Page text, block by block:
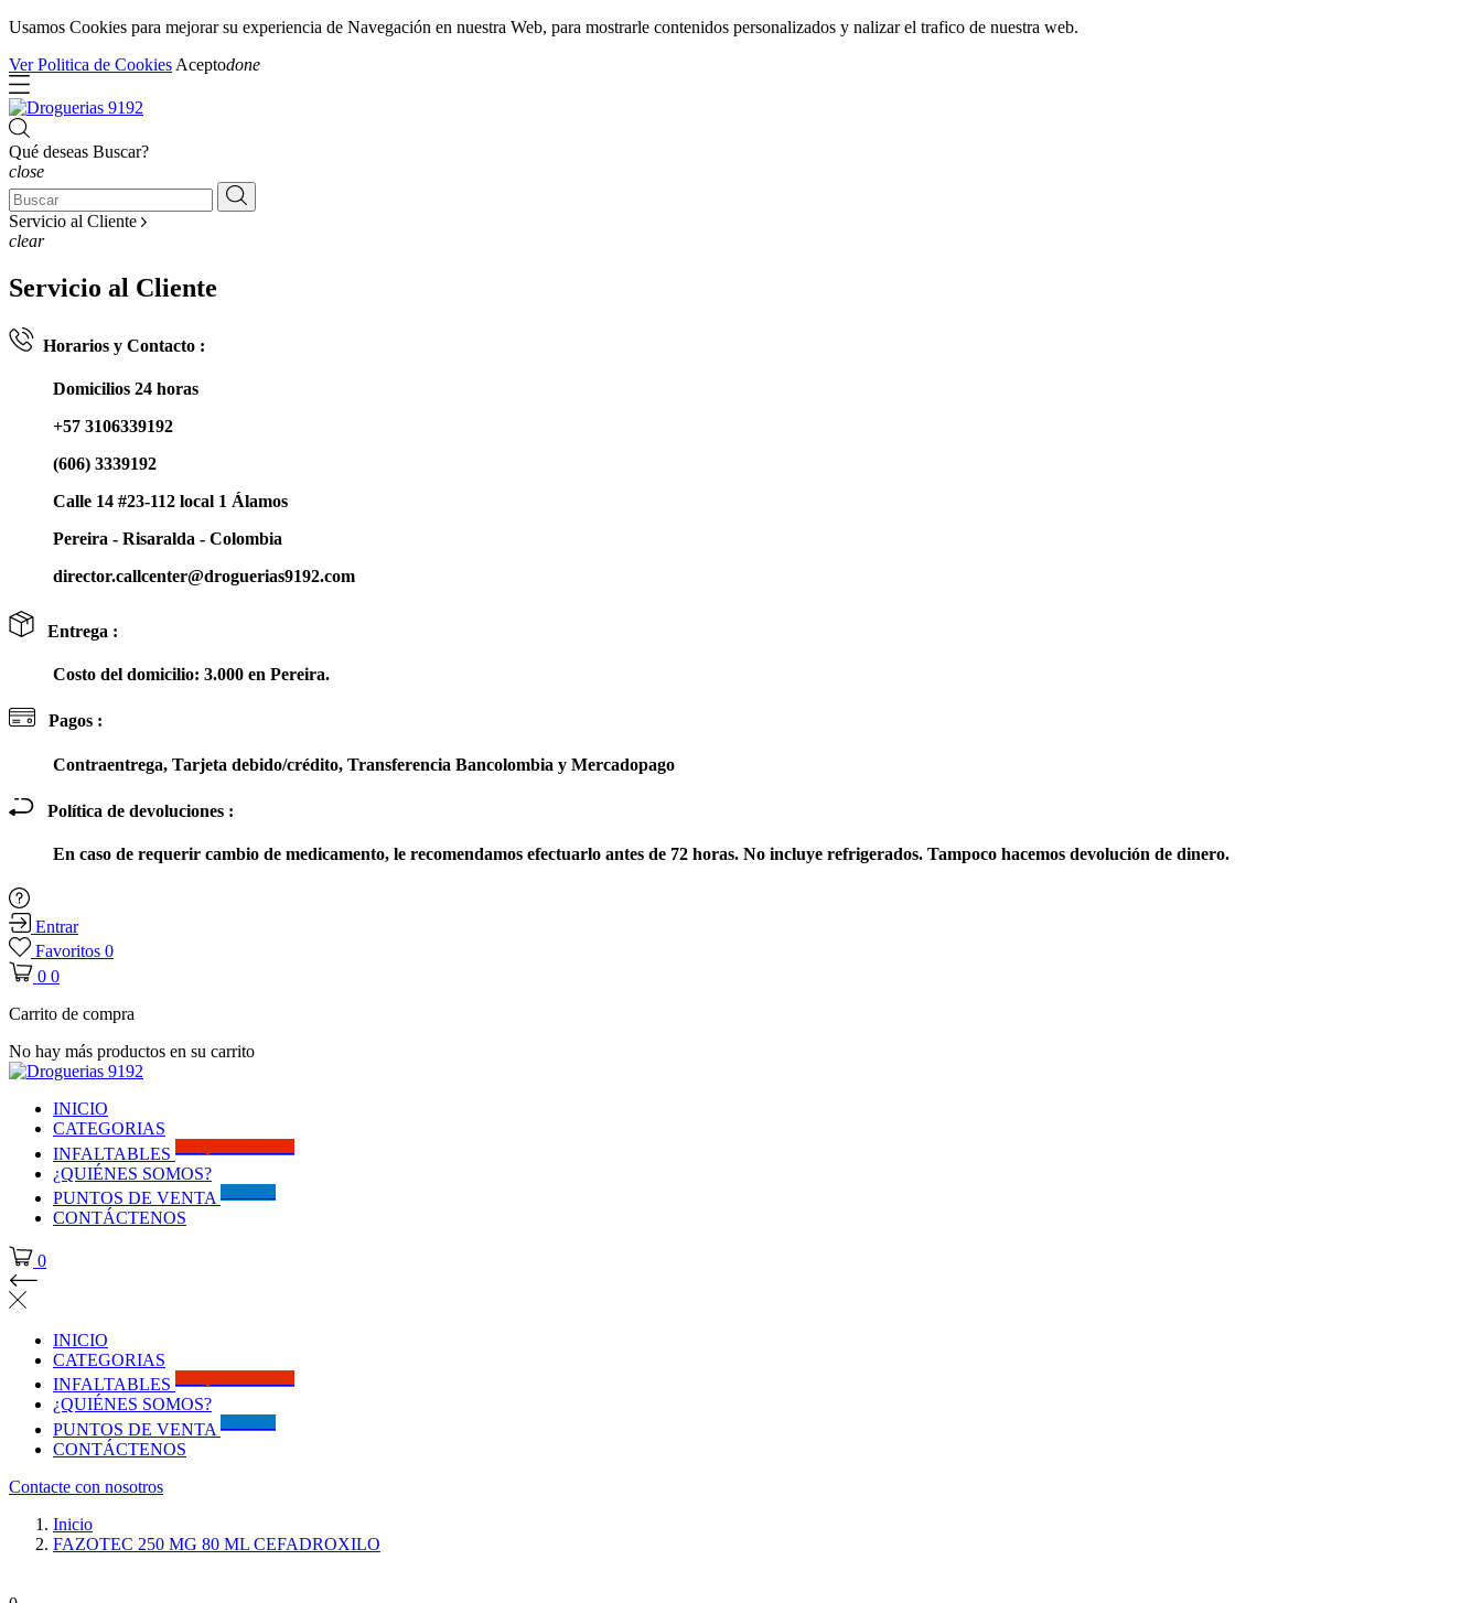
Usamos Cookies para mejorar su experiencia de Navegación en nuestra Web, para mostrarle contenidos personalizados y nalizar el trafico de nuestra web.
Ver Politica de Cookies Aceptodone
Qué deseas Buscar?
close
Servicio al Cliente
clear
Servicio al Cliente
Horarios y Contacto :
Domicilios 24 horas
+57 3106339192
(606) 3339192
Calle 14 #23-112 local 1 Álamos
Pereira - Risaralda - Colombia
director.callcenter@droguerias9192.com
Entrega :
Costo del domicilio: 3.000 en Pereira.
Pagos :
Contraentrega, Tarjeta debido/crédito, Transferencia Bancolombia y Mercadopago
Política de devoluciones :
En caso de requerir cambio de medicamento, le recomendamos efectuarlo antes de 72 horas. No incluye refrigerados. Tampoco hacemos devolución de dinero.
Entrar
Favoritos 0
0 0
Carrito de compra
No hay más productos en su carrito
INICIO
CATEGORIAS
INFALTABLES
¿QUIÉNES SOMOS?
PUNTOS DE VENTA
CONTÁCTENOS
0
INICIO
CATEGORIAS
INFALTABLES
¿QUIÉNES SOMOS?
PUNTOS DE VENTA
CONTÁCTENOS
Contacte con nosotros
Inicio
FAZOTEC 250 MG 80 ML CEFADROXILO